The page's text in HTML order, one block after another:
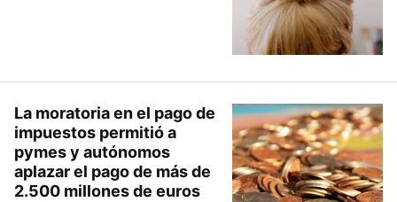
La moratoria en el pago de
impuestos permitió a
pymes y autónomos
aplazar el pago de más de
2.500 millones de euros